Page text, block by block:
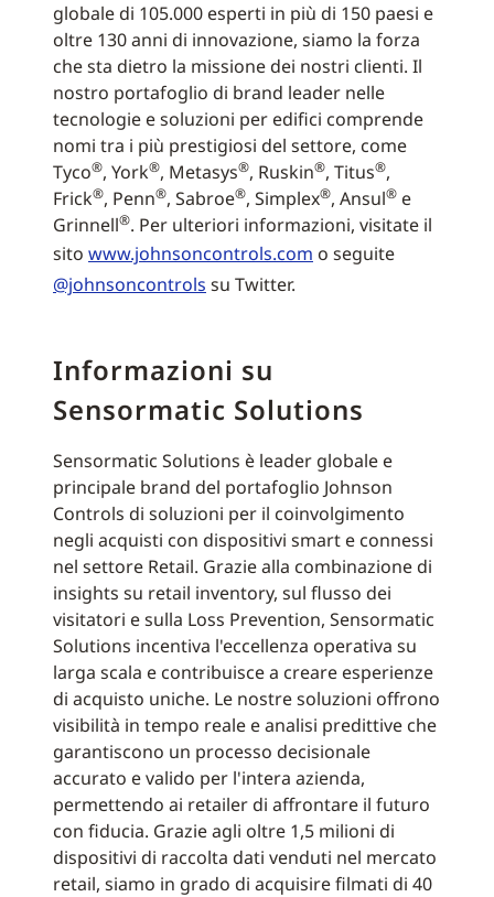
globale di 105.000 esperti in più di 150 paesi e
oltre 130 anni di innovazione, siamo la forza
che sta dietro la missione dei nostri clienti. Il
nostro portafoglio di brand leader nelle
tecnologie e soluzioni per edifici comprende
nomi tra i più prestigiosi del settore, come
Tyco®, York®, Metasys®, Ruskin®, Titus®,
Frick®, Penn®, Sabroe®, Simplex®, Ansul® e
Grinnell®. Per ulteriori informazioni, visitate il
sito www.johnsoncontrols.com o seguite
@johnsoncontrols su Twitter.
Informazioni su
Sensormatic Solutions
Sensormatic Solutions è leader globale e
principale brand del portafoglio Johnson
Controls di soluzioni per il coinvolgimento
negli acquisti con dispositivi smart e connessi
nel settore Retail. Grazie alla combinazione di
insights su retail inventory, sul flusso dei
visitatori e sulla Loss Prevention, Sensormatic
Solutions incentiva l'eccellenza operativa su
larga scala e contribuisce a creare esperienze
di acquisto uniche. Le nostre soluzioni offrono
visibilità in tempo reale e analisi predittive che
garantiscono un processo decisionale
accurato e valido per l'intera azienda,
permettendo ai retailer di affrontare il futuro
con fiducia. Grazie agli oltre 1,5 milioni di
dispositivi di raccolta dati venduti nel mercato
retail, siamo in grado di acquisire filmati di 40